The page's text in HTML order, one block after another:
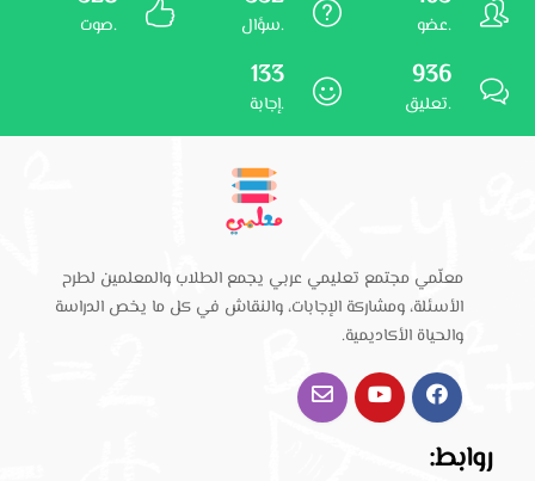
عضو. سؤال. صوت.
936
تعليق.
133
إجابة.
معلّمي مجتمع تعليمي عربي يجمع الطلاب والمعلمين لطرح
الأسئلة، ومشاركة الإجابات، والنقاش في كل ما يخص الدراسة
والحياة الأكاديمية.
روابط: